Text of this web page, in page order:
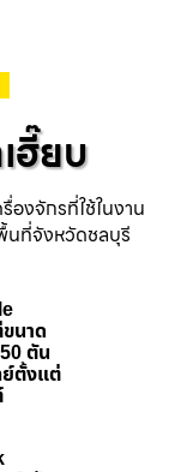
ฮี๊ยบ
องจักรที่ใช้ในงาน
นที่จังหวัดชลบุรี
นาด
ตัน
ย์ตั้งแต่